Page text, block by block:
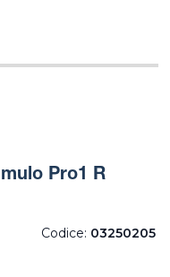
Pro1 R
Codice: 03250205